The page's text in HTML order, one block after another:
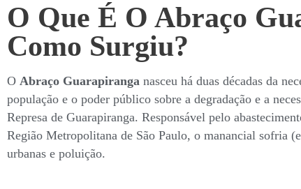
O Que É O Abraço
Como Surgiu?
O Abraço Guarapiranga nasceu há duas décadas da
população e o poder público sobre a degradação e a
Represa de Guarapiranga. Responsável pelo
Região Metropolitana de São Paulo, o manancial sofria
urbanas e poluição.